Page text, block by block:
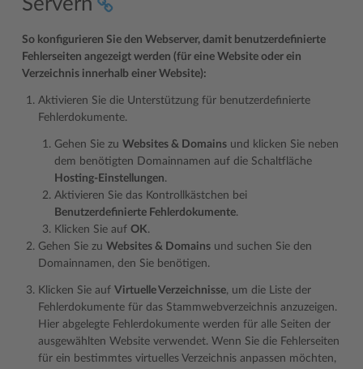
So konfigurieren Sie den Webserver, damit benutzerdefinierte
Fehlerseiten angezeigt werden (für eine Website oder ein
Verzeichnis innerhalb einer Website):
Aktivieren Sie die Unterstützung für benutzerdefinierte
Fehlerdokumente.
Gehen Sie zu Websites & Domains und klicken Sie neben
dem benötigten Domainnamen auf die Schaltfläche
Hosting-Einstellungen.
Aktivieren Sie das Kontrollkästchen bei
Benutzerdefinierte Fehlerdokumente.
Klicken Sie auf OK.
Gehen Sie zu Websites & Domains und suchen Sie den
Domainnamen, den Sie benötigen.
Klicken Sie auf Virtuelle Verzeichnisse, um die Liste der
Fehlerdokumente für das Stammwebverzeichnis anzuzeigen.
Hier abgelegte Fehlerdokumente werden für alle Seiten der
ausgewählten Website verwendet. Wenn Sie die Fehlerseiten
für ein bestimmtes virtuelles Verzeichnis anpassen möchten,